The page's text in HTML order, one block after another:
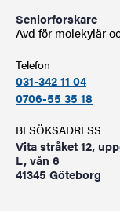
Seniorforskare
Avd för molekylär
Telefon
031-342 11 04
0706-55 35 18
BESÖKSADRESS
Vita stråket 12,
L, vån 6
41345 Göteborg